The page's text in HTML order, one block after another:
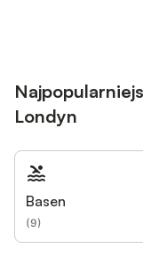
Londyn
Basen
(9)